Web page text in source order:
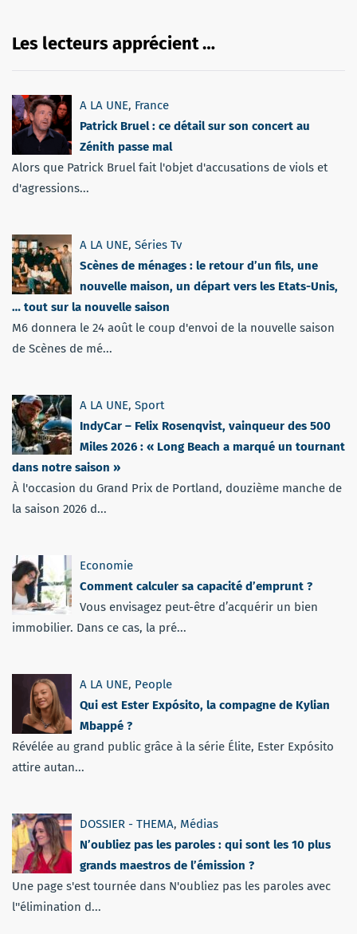
Les lecteurs apprécient …
A LA UNE, France
Patrick Bruel : ce détail sur son concert au
Zénith passe mal
Alors que Patrick Bruel fait l'objet d'accusations de viols et
d'agressions...
A LA UNE, Séries Tv
Scènes de ménages : le retour d’un fils, une
nouvelle maison, un départ vers les Etats-Unis,
… tout sur la nouvelle saison
M6 donnera le 24 août le coup d'envoi de la nouvelle saison
de Scènes de mé...
A LA UNE, Sport
IndyCar – Felix Rosenqvist, vainqueur des 500
Miles 2026 : « Long Beach a marqué un tournant
dans notre saison »
À l'occasion du Grand Prix de Portland, douzième manche de
la saison 2026 d...
Economie
Comment calculer sa capacité d’emprunt ?
Vous envisagez peut-être d’acquérir un bien
immobilier. Dans ce cas, la pré...
A LA UNE, People
Qui est Ester Expósito, la compagne de Kylian
Mbappé ?
Révélée au grand public grâce à la série Élite, Ester Expósito
attire autan...
DOSSIER - THEMA, Médias
N’oubliez pas les paroles : qui sont les 10 plus
grands maestros de l’émission ?
Une page s'est tournée dans N'oubliez pas les paroles avec
l''élimination d...